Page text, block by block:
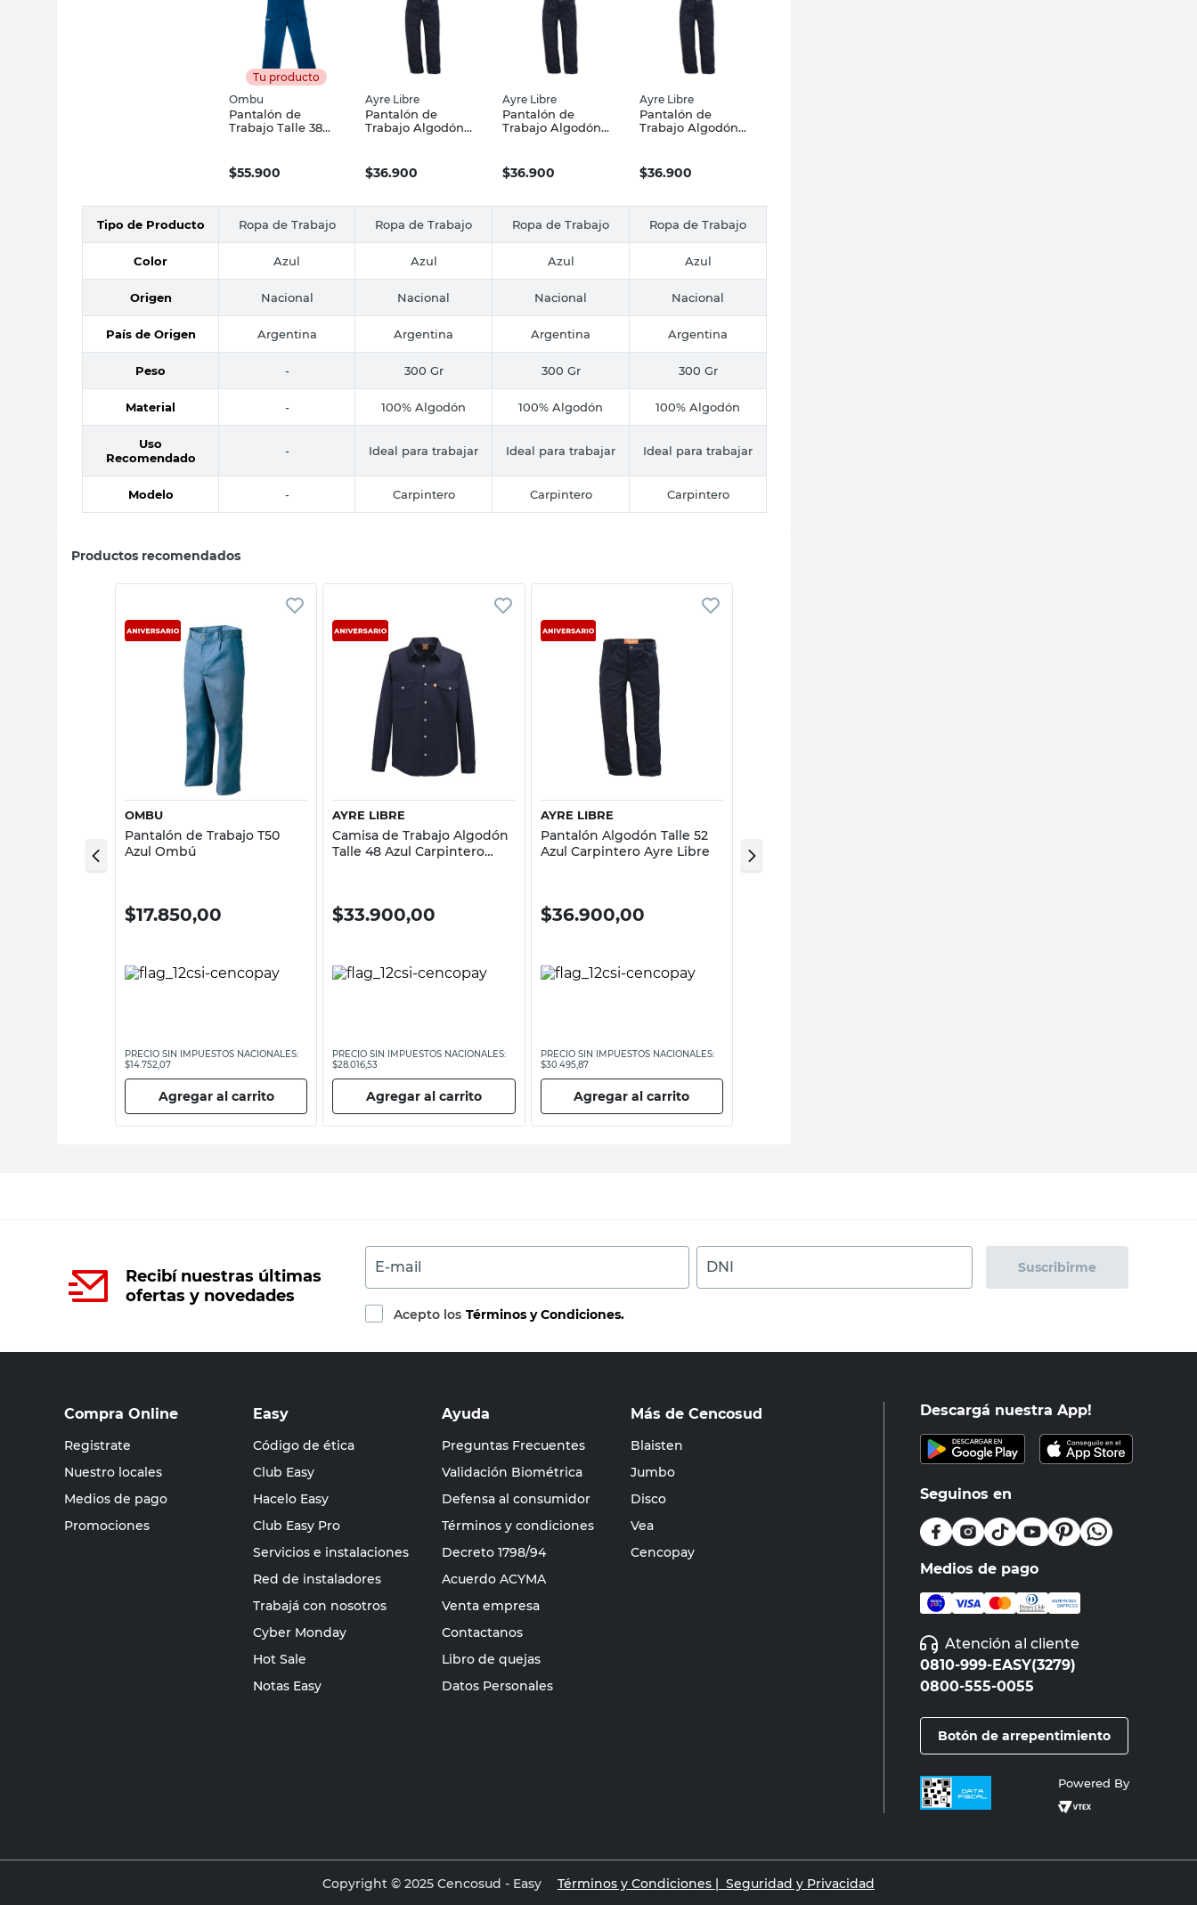
Tu producto
Ombu
Pantalón de
Trabajo Talle 38
$55.900
Ayre Libre
Pantalón de
Trabajo Algodón
Libre
$36.900
Ayre Libre
Pantalón de
Trabajo Algodón
Libre
$36.900
Ayre Libre
Pantalón de
Trabajo Algodón
Libre
$36.900
Tipo de Producto Ropa de Trabajo Ropa de Trabajo Ropa de Trabajo Ropa de Trabajo
Color Azul Azul Azul Azul
Origen Nacional Nacional Nacional Nacional
País de Origen Argentina Argentina Argentina Argentina
Peso - 300 Gr 300 Gr 300 Gr
Material - 100% Algodón 100% Algodón 100% Algodón
Uso
Recomendado
- Ideal para trabajar Ideal para trabajar Ideal para trabajar
Modelo - Carpintero Carpintero Carpintero
Productos recomendados
Vista rápida
OMBU
Pantalón de Trabajo T50
Azul Ombú
$17.850,00
PRECIO SIN IMPUESTOS NACIONALES:
$14.752,07
Agregar al carrito
Vista rápida
AYRE LIBRE
Camisa de Trabajo Algodón
Talle 48 Azul Carpintero
$33.900,00
PRECIO SIN IMPUESTOS NACIONALES:
$28.016,53
Agregar al carrito
Vista rápida
AYRE LIBRE
Pantalón Algodón Talle 52
Azul Carpintero Ayre Libre
$36.900,00
PRECIO SIN IMPUESTOS NACIONALES:
$30.495,87
Agregar al carrito
Algodón Talle 38 Azul
Carpintero Ayre Libre
Recibí nuestras últimas
ofertas y novedades
E-mail DNI Suscribirme
Acepto los Términos y Condiciones.
Compra Online
Registrate
Nuestro locales
Medios de pago
Promociones
Easy
Código de ética
Club Easy
Hacelo Easy
Club Easy Pro
Servicios e instalaciones
Red de instaladores
Trabajá con nosotros
Cyber Monday
Hot Sale
Notas Easy
Ayuda
Preguntas Frecuentes
Validación Biométrica
Defensa al consumidor
Términos y condiciones
Decreto 1798/94
Acuerdo ACYMA
Venta empresa
Contactanos
Libro de quejas
Datos Personales
Más de Cencosud
Blaisten
Jumbo
Disco
Vea
Cencopay
Descargá nuestra App!
Seguinos en
Medios de pago
Atención al cliente
0810-999-EASY(3279)
0800-555-0055
Botón de arrepentimiento
Powered By
Copyright © 2025 Cencosud - Easy Términos y Condiciones | Seguridad y Privacidad